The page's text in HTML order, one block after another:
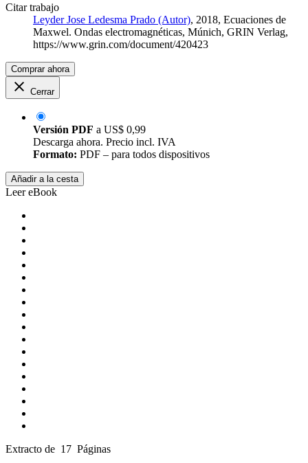
Citar trabajo
Leyder Jose Ledesma Prado (Autor), 2018, Ecuaciones de
Maxwel. Ondas electromagnéticas, Múnich, GRIN Verlag,
https://www.grin.com/document/420423
Comprar ahora
Cerrar
Versión PDF a US$ 0,99
Descarga ahora. Precio incl. IVA
Formato: PDF – para todos dispositivos
Añadir a la cesta
Leer eBook
Extracto de 17 Páginas